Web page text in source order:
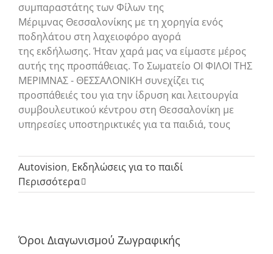
συμπαραστάτης των Φίλων της
Μέριμνας Θεσσαλονίκης με τη χορηγία ενός
ποδηλάτου στη λαχειοφόρο αγορά
της εκδήλωσης. Ήταν χαρά μας να είμαστε μέρος
αυτής της προσπάθειας. Το Σωματείο ΟΙ ΦΙΛΟΙ ΤΗΣ
ΜΕΡΙΜΝΑΣ - ΘΕΣΣΑΛΟΝΙΚΗ συνεχίζει τις
προσπάθειές του για την ίδρυση και λειτουργία
συμβουλευτικού κέντρου στη Θεσσαλονίκη με
υπηρεσίες υποστηρικτικές για τα παιδιά, τους
Autovision, Εκδηλώσεις για το παιδί
Περισσότερα
Όροι Διαγωνισμού Ζωγραφικής